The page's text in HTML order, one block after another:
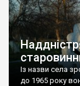
Із назви села
до 1965 року